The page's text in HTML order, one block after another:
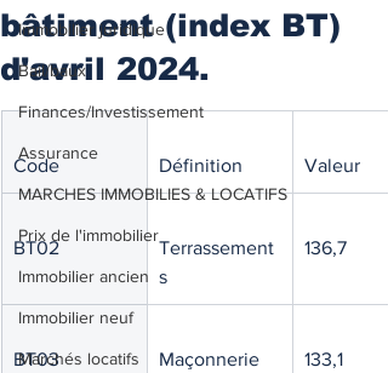
Immobilier juridique
Bail/baux
Finances/Investissement
Assurance
MARCHES IMMOBILIES & LOCATIFS
Prix de l'immobilier
Immobilier ancien
Immobilier neuf
Marchés locatifs
bâtiment (index BT)
d'avril 2024.
Code Définition Valeur
BT02
Terrassement
s
136,7
BT03
Maçonnerie
133,1